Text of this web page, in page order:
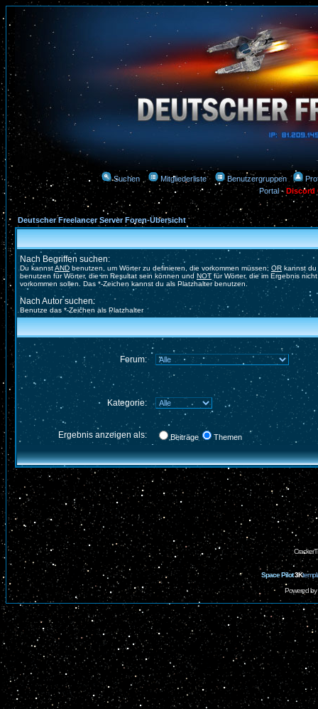
Suchen Mitgliederliste Benutzergruppen
Portal-Discord
Deutscher Freelancer Server Foren-Übersicht
Nach Begriffen suchen:
Du kannstAND benutzen, um Wörter zu definieren, die vorkommen müssen; OR kannst du
benutzen für Wörter, die im Resultat sein können und NOT für Wörter, die im Ergebnis nicht
vorkommen sollen. Das *-Zeichen kannst du als Platzhalter benutzen.
Nach Autor suchen:
Benutze das *-Zeichen als Platzhalter
Forum:
Kategorie:
Ergebnis anzeigen als: Beiträge Themen
Space Pilot3K
Powered by